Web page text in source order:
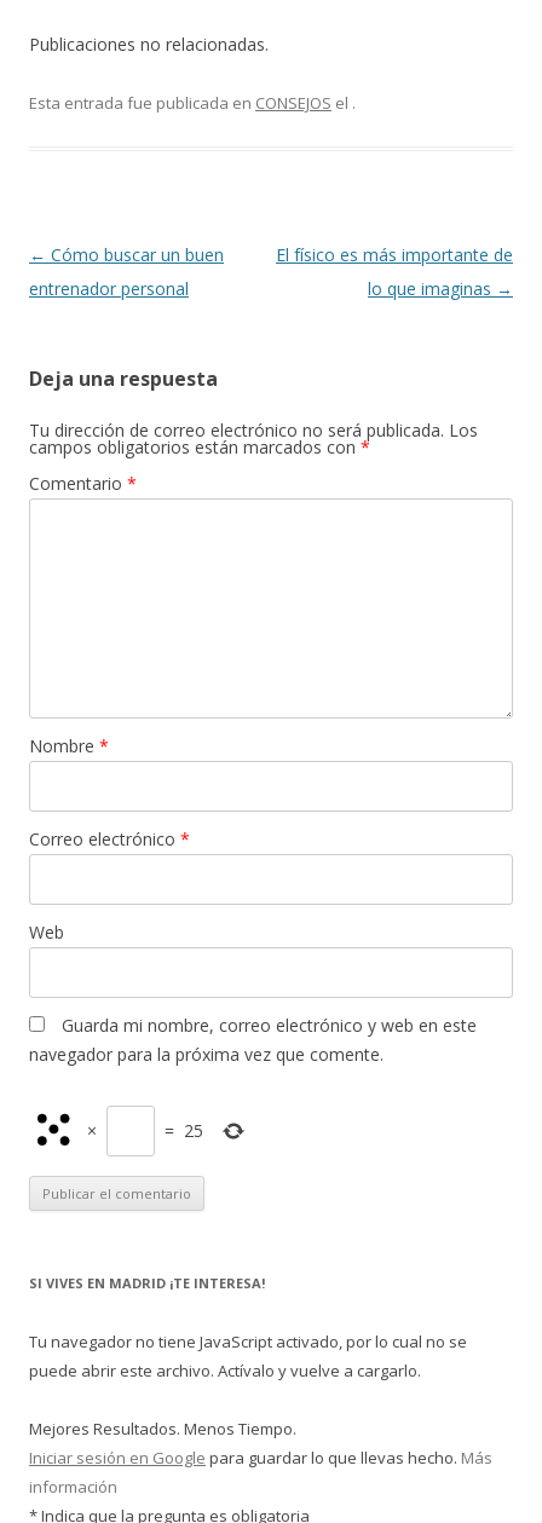
Publicaciones no relacionadas.
Esta entrada fue publicada en CONSEJOS el .
Navegación
de
← Cómo buscar un buen
entrenador personal
El físico es más importante de
lo que imaginas →
Deja una respuesta
Tu dirección de correo electrónico no será publicada. Los
campos obligatorios están marcados con *
Comentario *
Nombre *
Correo electrónico *
Web
Guarda mi nombre, correo electrónico y web en este
navegador para la próxima vez que comente.
× = 25
SI VIVES EN MADRID ¡TE INTERESA!
Tu navegador no tiene JavaScript activado, por lo cual no se
puede abrir este archivo. Actívalo y vuelve a cargarlo.
Mejores Resultados. Menos Tiempo.
Iniciar sesión en Google para guardar lo que llevas hecho. Más
información
* Indica que la pregunta es obligatoria